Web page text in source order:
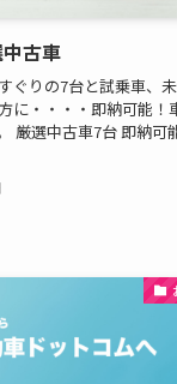
古車
ぐりの7台と試乗車、
に・・・・即納可能！
厳選中古車7台 即納可